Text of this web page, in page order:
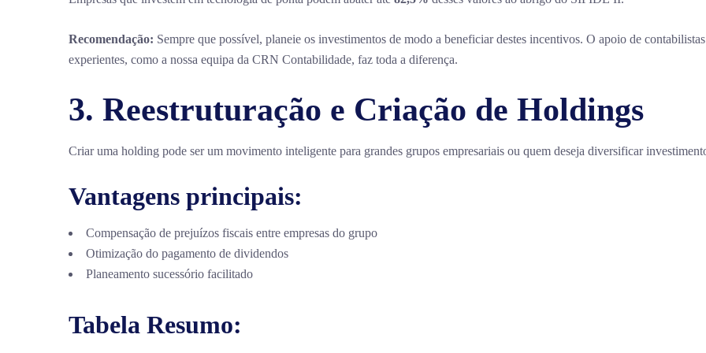
Recomendação: Sempre que possível, planeie os investimentos de modo a beneficiar destes incentivos. O apoio de contabilistas
experientes, como a nossa equipa da CRN Contabilidade, faz toda a diferença.
3. Reestruturação e Criação de Holdings
Criar uma holding pode ser um movimento inteligente para grandes grupos empresariais ou quem deseja diversificar
Vantagens principais:
Compensação de prejuízos fiscais entre empresas do grupo
Otimização do pagamento de dividendos
Planeamento sucessório facilitado
Tabela Resumo: